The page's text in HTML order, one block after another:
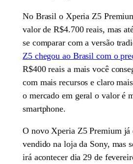
No Brasil o Xperia Z5
valor de R$4.700 reais, mas
se comparar com a versão
Z5 chegou ao Brasil com o
R$400 reais a mais você
com mais recursos e claro
o mercado em geral o valor é
smartphone.
O novo Xperia Z5 Premium já
vendido na loja da Sony, mas
irá acontecer dia 29 de